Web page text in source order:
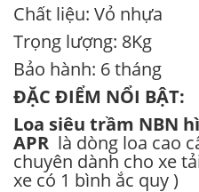
Chất liệu: Vỏ nhựa
Trọng lượng: 8Kg
Bảo hành: 6 tháng
ĐẶC ĐIỂM NỔI BẬT:
Loa siêu trầm NBN
APR là dòng loa cao
chuyên dành cho xe
xe có 1 bình ắc quy )